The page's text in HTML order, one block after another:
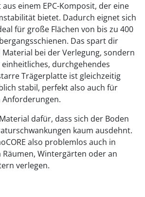
einem EPC-Komposit, der eine
bietet. Dadurch eignet sich
für große Flächen von bis zu 400
Das spart dir
bei der Verlegung, sondern
durchgehendes
Trägerplatte ist gleichzeitig
stabil, perfekt also auch für
Anforderungen.
dafür, dass sich der Boden
kaum ausdehnt.
also problemlos auch in
Wintergärten oder an
verlegen.